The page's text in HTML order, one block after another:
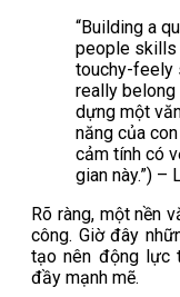
“Building a
people skills
touchy-feely
really belong
dựng một
năng của
cảm tính có
gian này.”) –
Rõ ràng, một nền
công. Giờ đây
tạo nên động lực
đầy mạnh mẽ.